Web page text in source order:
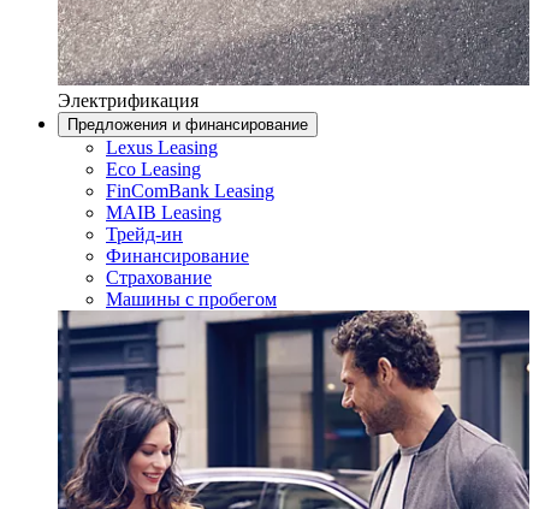
Электрификация
Предложения и финансирование
Lexus Leasing
Eco Leasing
FinComBank Leasing
MAIB Leasing
Трейд-ин
Финансирование
Страхование
Машины с пробегом